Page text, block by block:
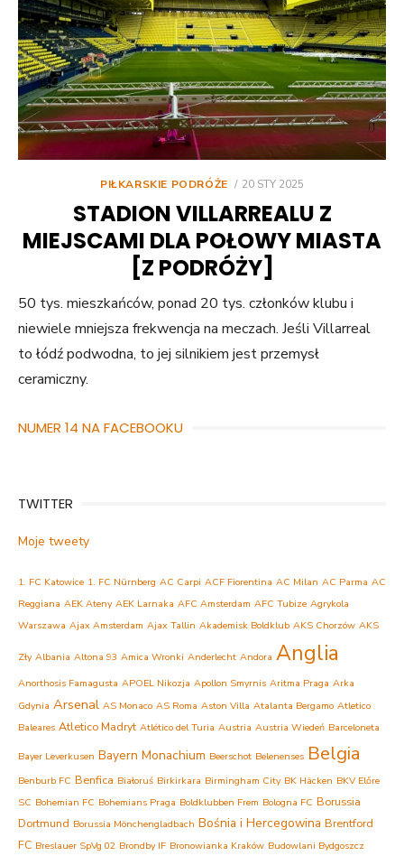
PIŁKARSKIE PODRÓŻE
POSTED
20 STY 2025
STADION VILLARREALU Z
MIEJSCAMI DLA POŁOWY MIASTA
[Z PODRÓŻY]
50 tys. mieszkańców, ponad 20 tys. członków klubu i
niewiele mniejsza frekwencja na meczach. Jeśli Villarreal
to łódź podwodna, to jej silnikiem jest przemysł
ceramiczny.
NUMER 14 NA FACEBOOKU
TWITTER
Moje tweety
1. FC Katowice 1. FC Nürnberg AC Carpi ACF Fiorentina AC Milan AC Parma AC
Reggiana AEK Ateny AEK Larnaka AFC Amsterdam AFC Tubize Agrykola
Warszawa Ajax Amsterdam Ajax Tallin Akademisk Boldklub AKS Chorzów AKS
Zły Albania Altona 93 Amica Wronki Anderlecht Andora Anglia
Anorthosis Famagusta APOEL Nikozja Apollon Smyrnis Aritma Praga Arka
Gdynia Arsenal AS Monaco AS Roma Aston Villa Atalanta Bergamo Atletico
Baleares Atletico Madryt Atlético del Turia Austria Austria Wiedeń Barceloneta
Bayer Leverkusen Bayern Monachium Beerschot Belenenses Belgia
Benburb FC Benfica Białoruś Birkirkara Birmingham City BK Häcken BKV Előre
SC Bohemian FC Bohemians Praga Boldklubben Frem Bologna FC Borussia
Dortmund Borussia Mönchengladbach Bośnia i Hercegowina Brentford
FC Breslauer SpVg 02 Brondby IF Bronowianka Kraków Budowlani Bydgoszcz